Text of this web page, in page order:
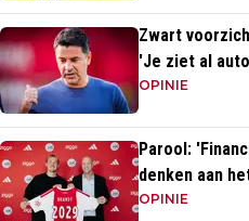
Zwart
'Je ziet al
maar...'
OPINIE
Parool:
denken aan
OPINIE